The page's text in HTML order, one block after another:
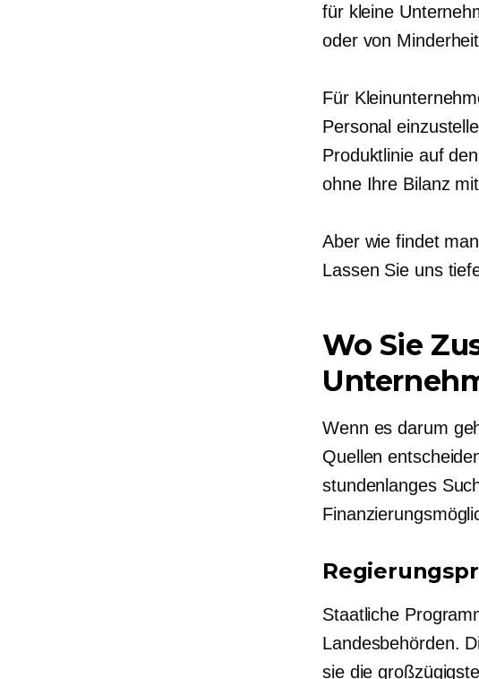
für kleine
oder von
Für
Personal
Produktlinie auf
ohne Ihre Bilanz
Aber wie findet
Lassen Sie uns
Wo Sie
Wenn es darum
Quellen
stundenlanges
Staatliche
Landesbehörden.
sie die